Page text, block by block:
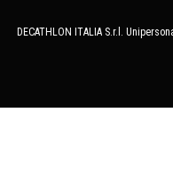
DECATHLON ITALIA S.r.l.